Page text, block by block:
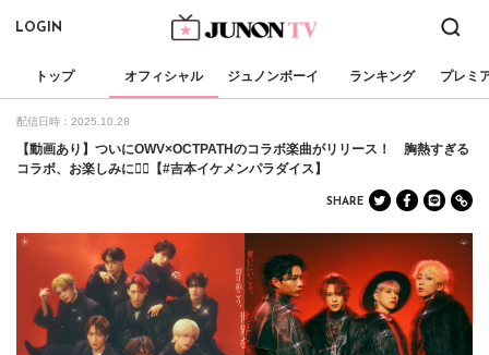
LOGIN
トップ オフィシャル ジュノンボーイ ランキング プレミ
配信日時：2025.10.28
【動画あり】ついにOWV×OCTPATHのコラボ楽曲がリリース！ 胸熱すぎる
コラボ、お楽しみに❤️‍🔥【#吉本イケメンパラダイス】
SHARE